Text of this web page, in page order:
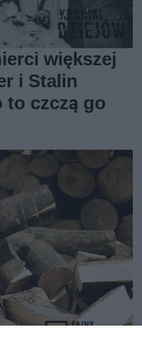
większej
i Stalin
to czczą go